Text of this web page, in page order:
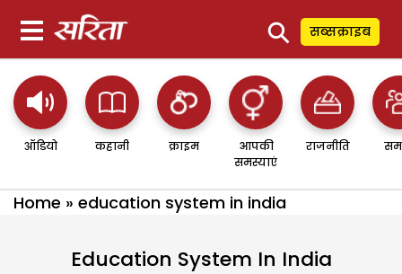
⚲ सब्सक्राइब
ऑडियो कहानी क्राइम
आपकी
समस्याएं
राजनीति
Home » education system in india
Education System In India